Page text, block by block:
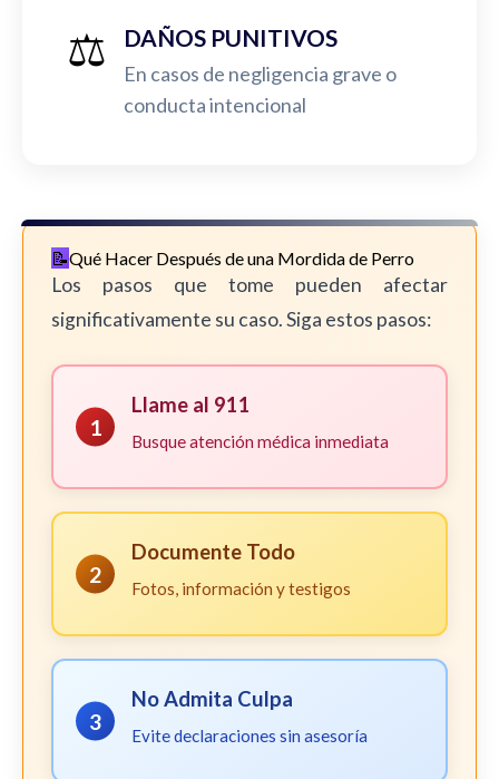
⚖️ DAÑOS PUNITIVOS
En casos de negligencia grave o
conducta intencional
Qué Hacer Después de una Mordida de Perro
Los pasos que tome pueden afectar
significativamente su caso. Siga estos pasos:
1
Llame al 911
Busque atención médica inmediata
2
Documente Todo
Fotos, información y testigos
3
No Admita Culpa
Evite declaraciones sin asesoría